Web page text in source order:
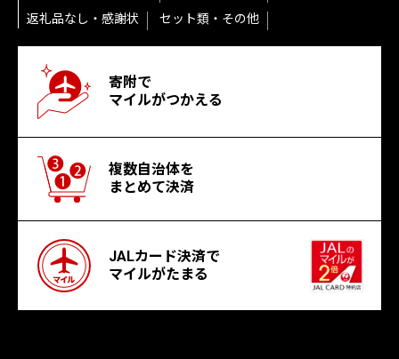
返礼品なし・感謝状
セット類・その他
寄附で
マイルがつかえる
複数自治体を
まとめて決済
JALカード決済で
マイルがたまる